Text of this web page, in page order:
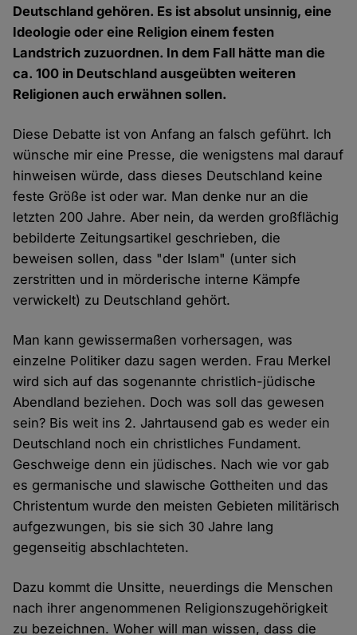
Deutschland gehören. Es ist absolut unsinnig, eine
Ideologie oder eine Religion einem festen
Landstrich zuzuordnen. In dem Fall hätte man die
ca. 100 in Deutschland ausgeübten weiteren
Religionen auch erwähnen sollen.
Diese Debatte ist von Anfang an falsch geführt. Ich
wünsche mir eine Presse, die wenigstens mal darauf
hinweisen würde, dass dieses Deutschland keine
feste Größe ist oder war. Man denke nur an die
letzten 200 Jahre. Aber nein, da werden großflächig
bebilderte Zeitungsartikel geschrieben, die
beweisen sollen, dass "der Islam" (unter sich
zerstritten und in mörderische interne Kämpfe
verwickelt) zu Deutschland gehört.
Man kann gewissermaßen vorhersagen, was
einzelne Politiker dazu sagen werden. Frau Merkel
wird sich auf das sogenannte christlich-jüdische
Abendland beziehen. Doch was soll das gewesen
sein? Bis weit ins 2. Jahrtausend gab es weder ein
Deutschland noch ein christliches Fundament.
Geschweige denn ein jüdisches. Nach wie vor gab
es germanische und slawische Gottheiten und das
Christentum wurde den meisten Gebieten militärisch
aufgezwungen, bis sie sich 30 Jahre lang
gegenseitig abschlachteten.
Dazu kommt die Unsitte, neuerdings die Menschen
nach ihrer angenommenen Religionszugehörigkeit
zu bezeichnen. Woher will man wissen, dass die